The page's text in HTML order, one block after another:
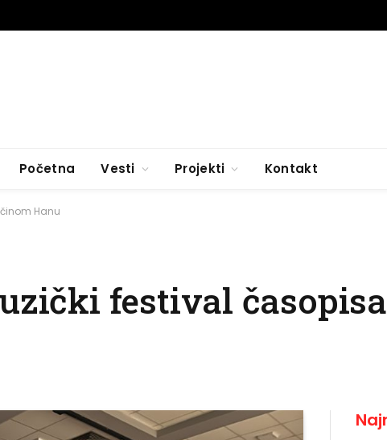
Početna Vesti Projekti Kontakt
Hanu
festival časopisa